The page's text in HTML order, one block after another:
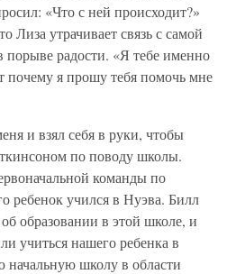
«Что с ней происходит?»
Лиза утрачивает связь с самой
радости. «Я тебе именно
почему я прошу тебя помочь мне
и взял себя в руки, чтобы
по поводу школы.
команды по
ребенок учился в Нуэва. Билл
образовании в этой школе, и
учиться нашего ребенка в
начальную школу в области